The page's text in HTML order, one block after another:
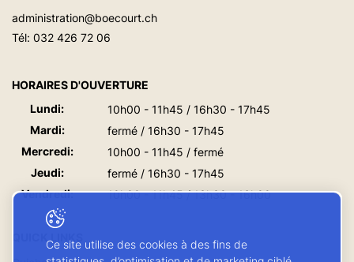
administration@boecourt.ch
Tél: 032 426 72 06
HORAIRES D'OUVERTURE
Lundi:
10h00 - 11h45 / 16h30 - 17h45
Mardi:
fermé / 16h30 - 17h45
Mercredi:
10h00 - 11h45 / fermé
Jeudi:
fermé / 16h30 - 17h45
Vendredi:
10h00 - 11h45 / 13h30 - 16h00
QUICK LINKS
Ce site utilise des cookies à des fins de